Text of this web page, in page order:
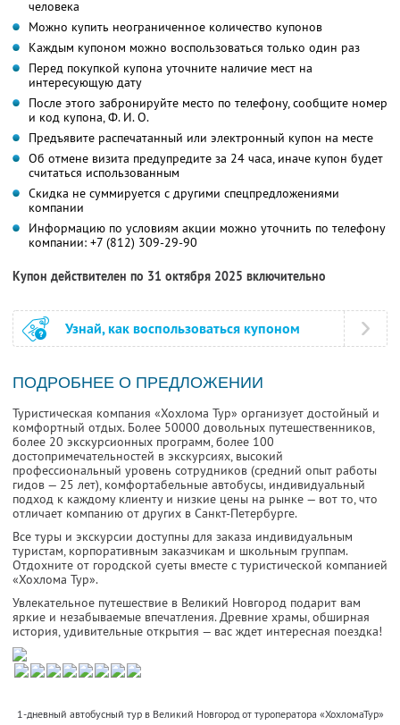
человека
Можно купить неограниченное количество купонов
Каждым купоном можно воспользоваться только один раз
Перед покупкой купона уточните наличие мест на
интересующую дату
После этого забронируйте место по телефону, сообщите номер
и код купона,Ф. И. О.
Предъявите распечатанный или электронный купон на месте
Об отмене визита предупредите за 24 часа, иначе купон будет
считаться использованным
Скидка не суммируется с другими спецпредложениями
компании
Информацию по условиям акции можно уточнить по телефону
компании: +7 (812) 309-29-90
Купон действителен по 31 октября 2025 включительно
Узнай, как воспользоваться купоном
ПОДРОБНЕЕ О ПРЕДЛОЖЕНИИ
Туристическая компания «Хохлома Тур» организует достойный и
комфортный отдых. Более 50000 довольных путешественников,
более 20 экскурсионных программ, более 100
достопримечательностей в экскурсиях, высокий
профессиональный уровень сотрудников (средний опыт работы
гидов — 25 лет), комфортабельные автобусы, индивидуальный
подход к каждому клиенту и низкие цены на рынке — вот то, что
отличает компанию от других в Санкт-Петербурге.
Все туры и экскурсии доступны для заказа индивидуальным
туристам, корпоративным заказчикам и школьным группам.
Отдохните от городской суеты вместе с туристической компанией
«Хохлома Тур».
Увлекательное путешествие в Великий Новгород подарит вам
яркие и незабываемые впечатления. Древние храмы, обширная
история, удивительные открытия — вас ждет интересная поездка!
1-дневный автобусный тур в Великий Новгород от туроператора «ХохломаТур»